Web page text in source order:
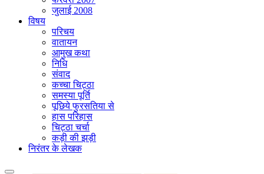
जुलाई 2008
विषय
परिचय
वातायन
आमुख कथा
निधि
संवाद
कच्चा चिट्ठा
समस्या पूर्ति
पूछिये फुरसतिया से
हास परिहास
चिट्ठा चर्चा
कड़ी की झड़ी
निरंतर के लेखक